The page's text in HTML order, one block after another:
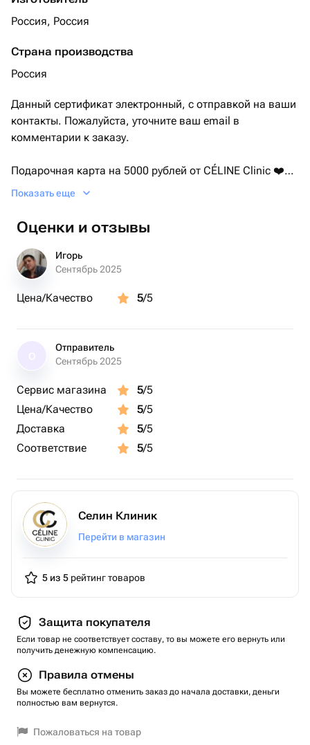
Россия, Россия
Страна производства
Россия
Данный сертификат электронный, с отправкой на ваши
контакты. Пожалуйста, уточните ваш email в
комментарии к заказу.
Подарочная карта на 5000 рублей от CÉLINE Clinic ❤️
процедуры, представлена лазерная эпиляция.
Показать еще
Оценки и отзывы
Игорь
Сентябрь 2025
Цена/Качество 5/5
Отправитель
Сентябрь 2025
Сервис магазина 5/5
Цена/Качество
5/5
Доставка
5/5
Соответствие
5/5
Селин Клиник
Перейти в магазин
5 из 5 рейтинг товаров
Защита покупателя
Если товар не соответствует составу, то вы можете его вернуть или
получить денежную компенсацию.
Правила отмены
Вы можете бесплатно отменить заказ до начала доставки, деньги
полностью вам вернутся.
Пожаловаться на товар